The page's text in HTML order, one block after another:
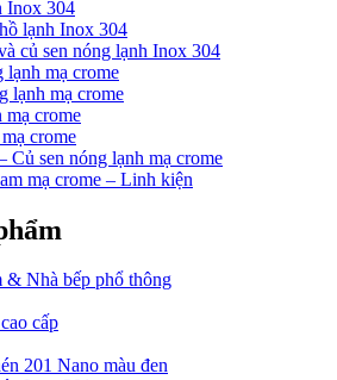
Inox 304
lạnh Inox 304
củ sen nóng lạnh Inox 304
lạnh mạ crome
lạnh mạ crome
mạ crome
crome
Củ sen nóng lạnh mạ crome
mạ crome – Linh kiện
& Nhà bếp phổ thông
cấp
201 Nano màu đen